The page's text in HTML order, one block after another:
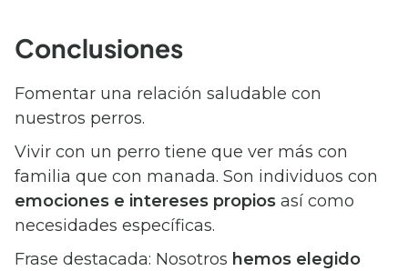
Conclusiones
Fomentar una relación saludable con
nuestros perros.
Vivir con un perro tiene que ver más con
familia que con manada. Son individuos con
emociones e intereses propios así como
necesidades específicas.
Frase destacada: Nosotros hemos elegido